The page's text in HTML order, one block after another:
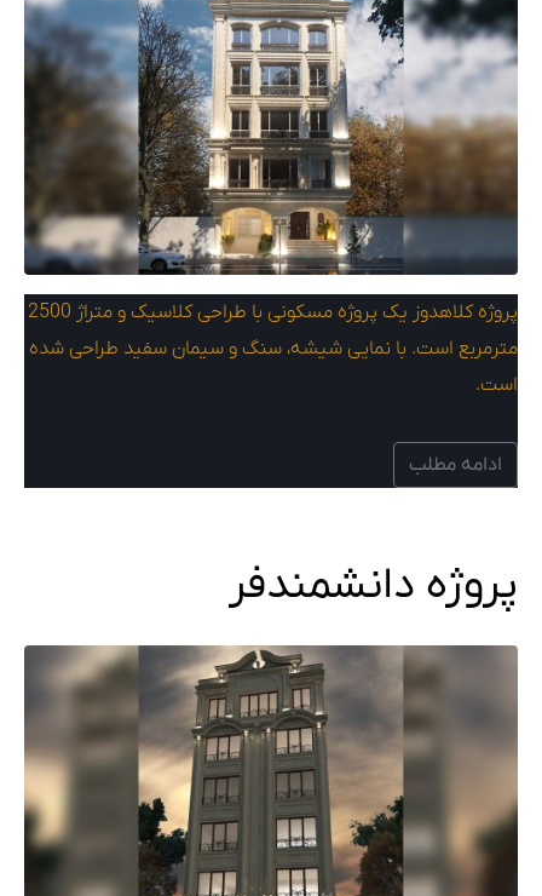
پروژه کلاهدوز یک پروژه مسکونی با طراحی کلاسیک و متراژ 2500
مترمربع است. با نمایی شیشه، سنگ و سیمان سفید طراحی شده
است.
ادامه مطلب
پروژه دانشمندفر